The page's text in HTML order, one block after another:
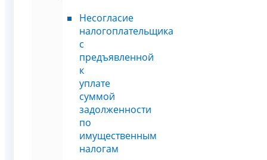
Несогласие
налогоплательщика
с
предъявленной
к
уплате
суммой
задолженности
по
имущественным
налогам